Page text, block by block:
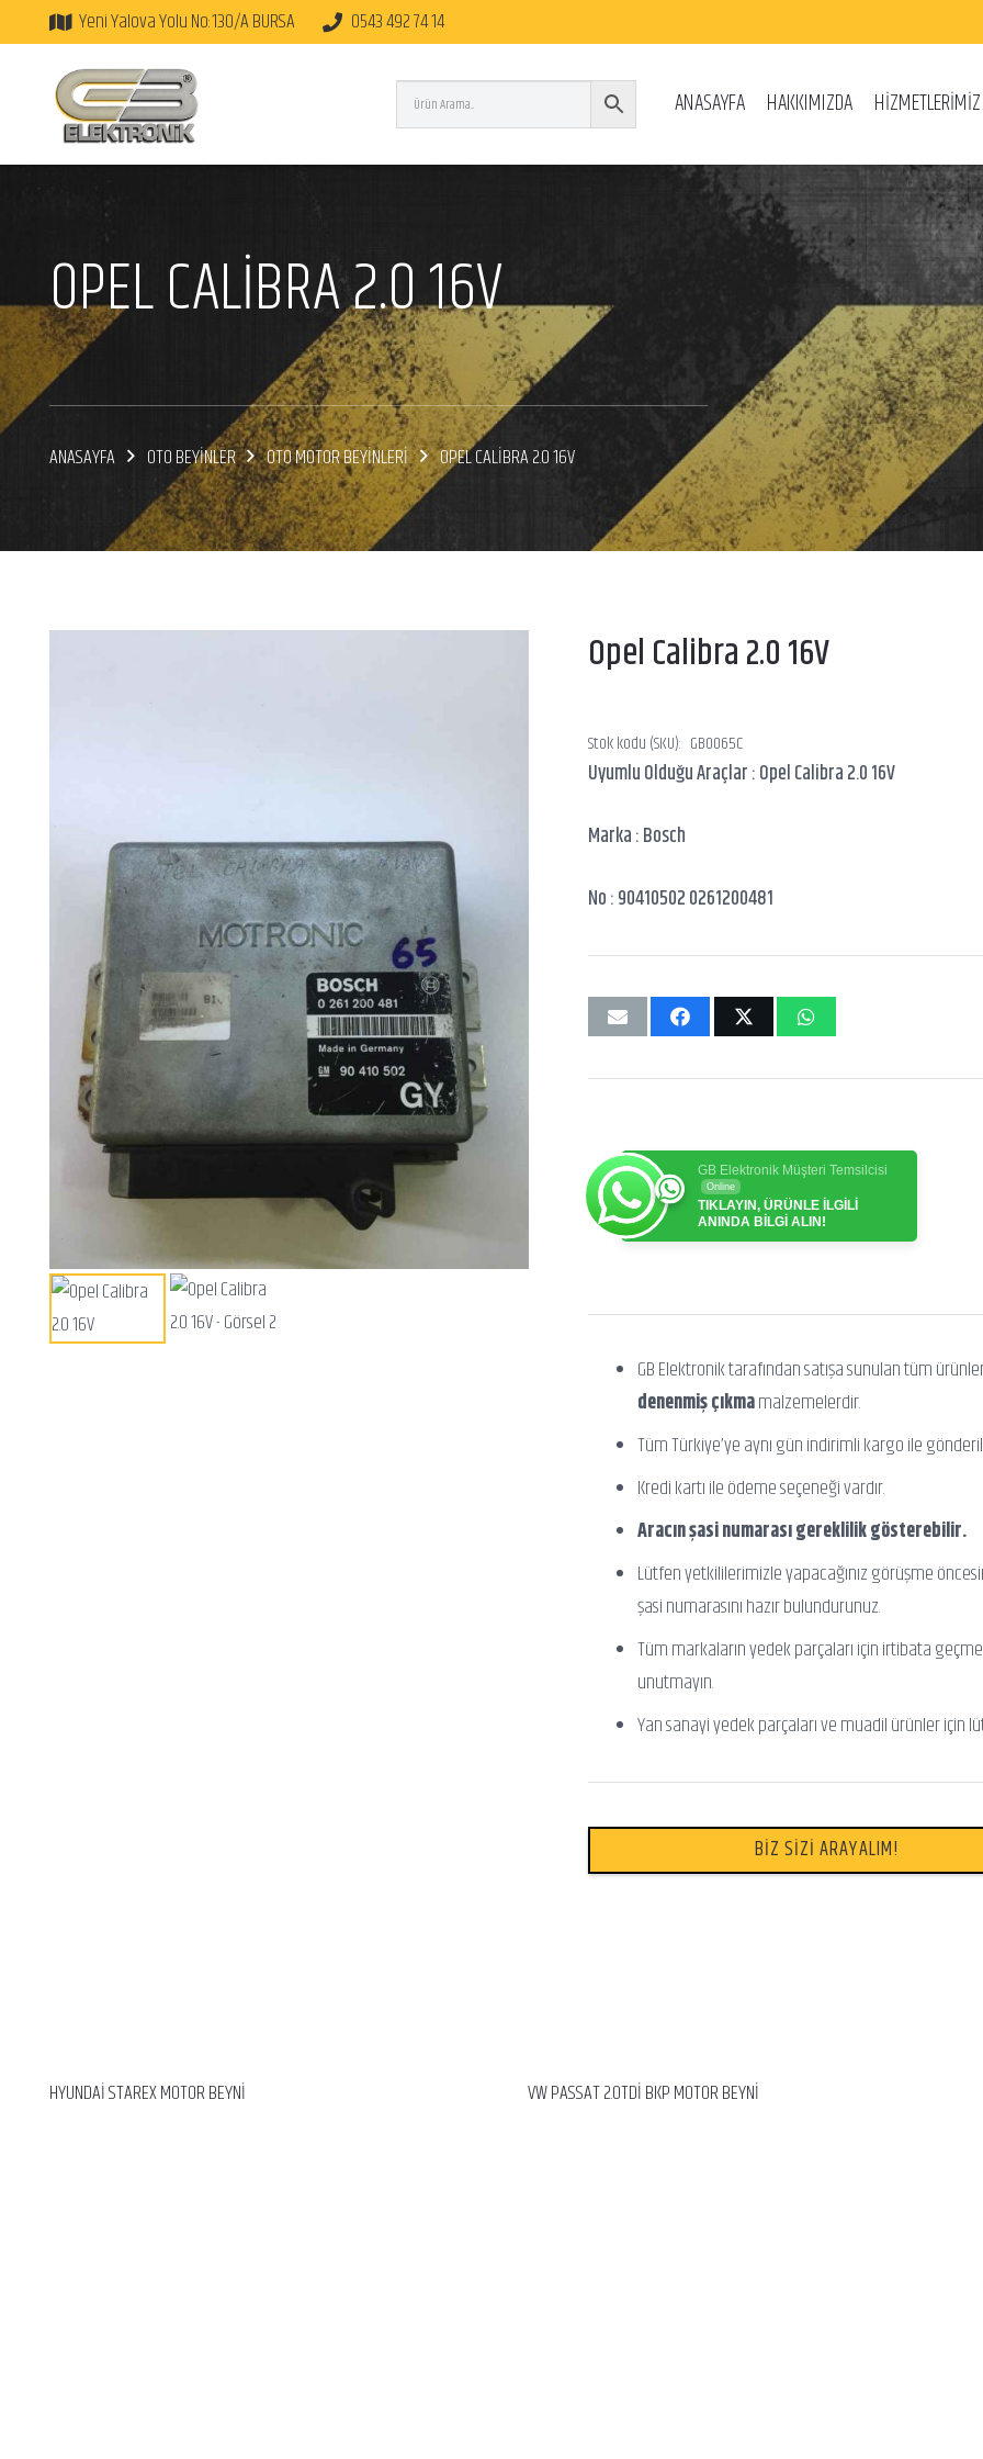
Yeni Yalova Yolu No:130/A BURSA 0543 492 74 14
ANASAYFA HAKKIMIZDA HİZMETLERİMİZ
OPEL CALIBRA 2.0 16V
ANASAYFA OTO BEYİNLER OTO MOTOR BEYİNLERİ OPEL CALIBRA 2.0 16V
Opel Calibra 2.0 16V
Stok kodu (SKU): GB0065C
Uyumlu Olduğu Araçlar : Opel Calibra 2.0 16V
Marka : Bosch
No : 90410502 0261200481
GB Elektronik Müşteri Temsilcisi
Online
TIKLAYIN, ÜRÜNLE İLGİLİ
ANINDA BİLGİ ALIN!
GB Elektronik tarafından satışa sunulan tüm
denenmiş çıkmamalzemelerdir.
Tüm Türkiye’ye aynı gün indirimli kargo ile
Kredi kartı ile ödeme seçeneği vardır.
Aracın şasi numarası gereklilik gösterebilir.
Lütfen yetkililerimizle yapacağınız görüşme
şasi numarasını hazır bulundurunuz.
Tüm markaların yedek parçaları için irtibata
unutmayın.
Yan sanayi yedek parçaları ve muadil ürünler için
BİZ SİZİ ARAYALIM!
HYUNDAİ STAREX MOTOR BEYNİ VW PASSAT 2.0TDİ BKP MOTOR BEYNİ